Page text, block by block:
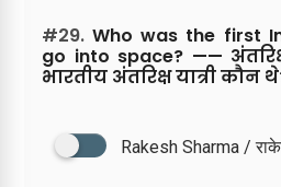
#29. Who was the first
go into space? ——
भारतीय अंतरिक्ष यात्री कौन
Rakesh Sharma /